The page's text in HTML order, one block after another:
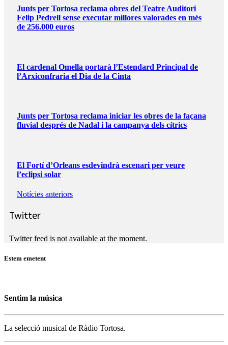
Junts per Tortosa reclama obres del Teatre Auditori
Felip Pedrell sense executar millores valorades en més
de 256.000 euros
El cardenal Omella portarà l’Estendard Principal de
l’Arxiconfraria el Dia de la Cinta
Junts per Tortosa reclama iniciar les obres de la façana
fluvial després de Nadal i la campanya dels cítrics
El Fortí d’Orleans esdevindrà escenari per veure
l’eclipsi solar
Notícies anteriors
Twitter
Twitter feed is not available at the moment.
Estem emetent
Sentim la música
La selecció musical de Ràdio Tortosa.